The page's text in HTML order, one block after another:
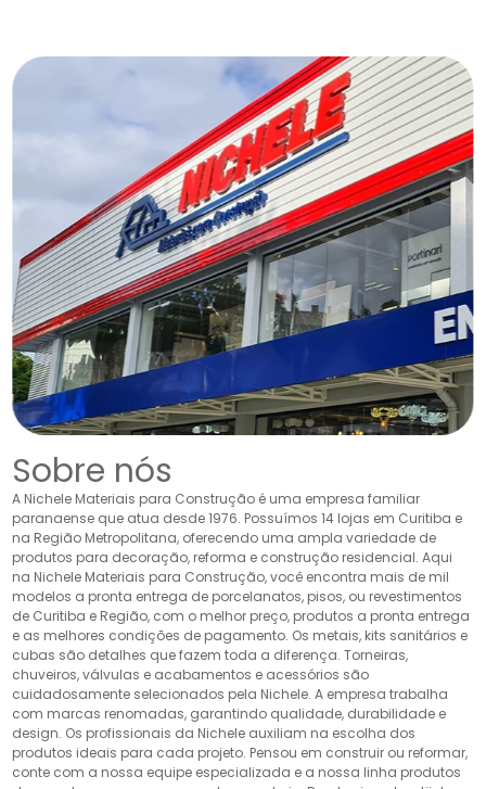
Sobre nós
A Nichele Materiais para Construção é uma empresa familiar
paranaense que atua desde 1976. Possuímos 14 lojas em Curitiba e
na Região Metropolitana, oferecendo uma ampla variedade de
produtos para decoração, reforma e construção residencial. Aqui
na Nichele Materiais para Construção, você encontra mais de mil
modelos a pronta entrega de porcelanatos, pisos, ou revestimentos
de Curitiba e Região, com o melhor preço, produtos a pronta entrega
e as melhores condições de pagamento. Os metais, kits sanitários e
cubas são detalhes que fazem toda a diferença. Torneiras,
chuveiros, válvulas e acabamentos e acessórios são
cuidadosamente selecionados pela Nichele. A empresa trabalha
com marcas renomadas, garantindo qualidade, durabilidade e
design. Os profissionais da Nichele auxiliam na escolha dos
produtos ideais para cada projeto. Pensou em construir ou reformar,
conte com a nossa equipe especializada e a nossa linha produtos